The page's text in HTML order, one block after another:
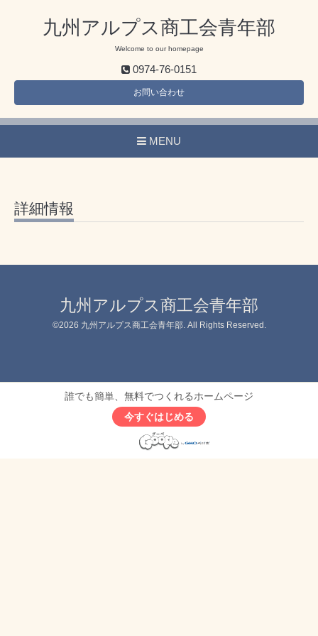
九州アルプス商工会青年部
Welcome to our homepage
0974-76-0151
お問い合わせ
MENU
詳細情報
九州アルプス商工会青年部
©2026 九州アルプス商工会青年部. All Rights Reserved.
誰でも簡単、無料でつくれるホームページ
今すぐはじめる